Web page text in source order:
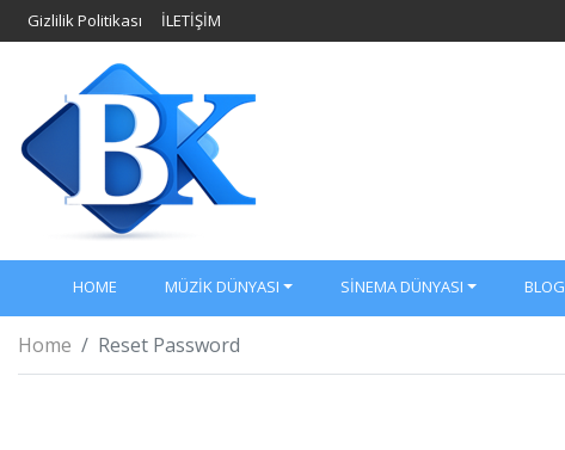
Gizlilik Politikası İLETİŞİM
HOME MÜZIK DÜNYASI SINEMA DÜNYASI BLOG
Home Reset Password